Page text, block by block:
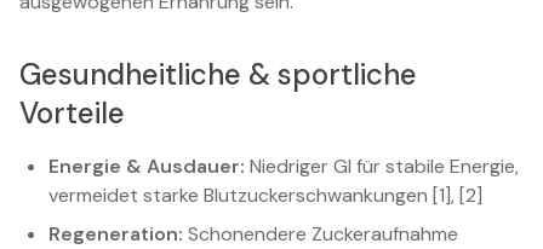
Gesundheitliche & sportliche
Vorteile
Energie & Ausdauer: Niedriger GI für stabile Energie,
vermeidet starke Blutzuckerschwankungen [1], [2]
Regeneration: Schonendere Zuckeraufnahme